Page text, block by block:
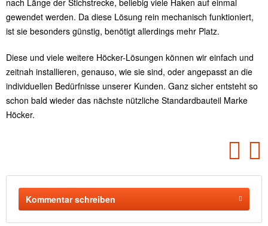
nach Länge der Stichstrecke, beliebig viele Haken auf einmal
gewendet werden. Da diese Lösung rein mechanisch funktioniert,
ist sie besonders günstig, benötigt allerdings mehr Platz.
Diese und viele weitere Höcker-Lösungen können wir einfach und
zeitnah installieren, genauso, wie sie sind, oder angepasst an die
individuellen Bedürfnisse unserer Kunden. Ganz sicher entsteht so
schon bald wieder das nächste nützliche Standardbauteil Marke
Höcker.
Kommentar schreiben